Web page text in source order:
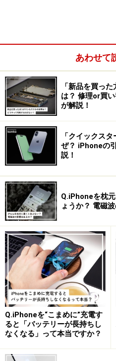
アラートが表示され、距離が
iPhone使用中に画面との距
でもアラートが出現します
きや動画を視聴していると
す。それぐらい強制力の強
する際は留意しておきましょ
※「画面との距離」機能を利
に対応しており、iOS17以
iPhoneです（
「
（Apple））
※記事内容は執筆時点のものです
い。
※機種やOSのバージョンによっ
能性があります。
【編集部おすすめの購入サイト】
Amazonで人気の
楽天市場で iPhone の
あわせて
「新品を買っ
は？ 修理or買
が解説！
「クイックス
ぜ？ iPhoneの
説！
Q.iPhoneを枕
ょうか？ 電磁
Q.iPhoneを“こまめに”充電す
ると「バッテリーが長持ちし
なくなる」って本当ですか？